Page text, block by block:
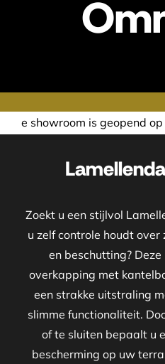
op afspraak. Ook in
Zoekt u een stijlvol
u zelf controle houdt
en beschutting?
overkapping met
een strakke uitstraling
slimme functionaliteit.
of te sluiten bepaalt u
bescherming op uw